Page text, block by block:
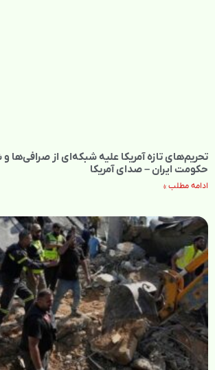
تحریم‌های تازه آمریکا علیه شبکه‌ای از
حکومت ایران – صدای آمریکا
ادامه مطلب »